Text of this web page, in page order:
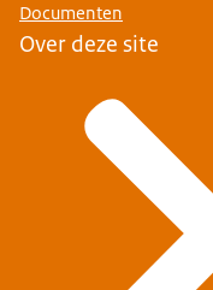
Documenten
Over deze site